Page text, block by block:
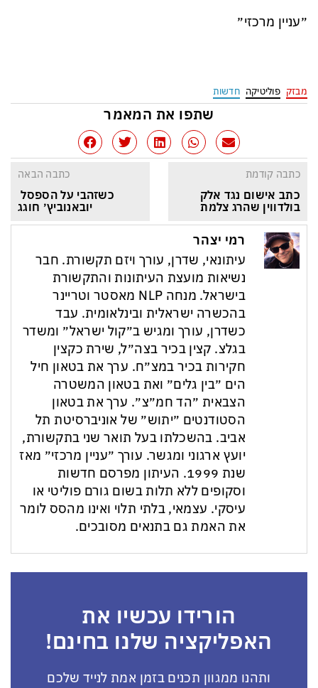
״עניין מרכזי״
מבזק פוליטיקה חדשות
שתפו את המאמר
כתבה קודמת
כתב אישום נגד אלק
בולדווין שהרג צלמת
כתבה הבאה
כשזהבי על הספסל
יובאנוביץ׳ חוגג
רמי יצהר
עיתונאי, שדרן, עורך ויזם תקשורת. חבר
נשיאות מועצת העיתונות והתקשורת
בישראל. מנחה NLP מאסטר וטריינר
בהכשרה ישראלית ובינלאומית. עבד
כשדרן, עורך ומגיש ב״קול ישראל״ ומשדר
בגלצ. קצין בכיר בצה״ל, שירת כקצין
חקירות בכיר במצ״ח. ערך את בטאון חיל
הים ״בין גלים״ ואת בטאון המשטרה
הצבאית ״הד חמ״צ״. ערך את בטאון
הסטודנטים ״יתוש״ של אוניברסיטת תל
אביב. בהשכלתו בעל תואר שני בתקשורת,
יועץ ארגוני ומגשר. עורך ״עניין מרכזי״ מאז
שנת 1999. העיתון מפרסם חדשות
וסקופים ללא תלות בשום גורם פוליטי או
עיסקי. עצמאי, בלתי תלוי ואינו מהסס לומר
את האמת גם בתנאים מסובכים.
הורידו עכשיו את
האפליקציה שלנו בחינם!
ותהנו ממגוון תכנים בזמן אמת לנייד שלכם